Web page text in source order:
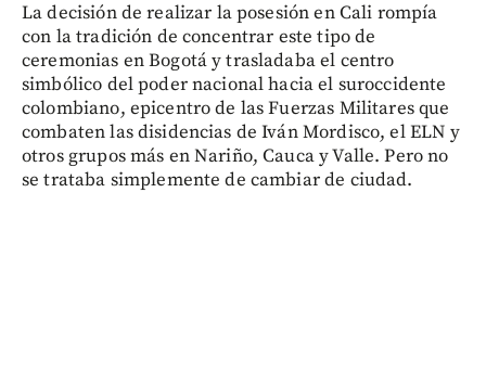
La decisión de realizar la posesión en Cali rompía
con la tradición de concentrar este tipo de
ceremonias en Bogotá y trasladaba el centro
simbólico del poder nacional hacia el suroccidente
colombiano, epicentro de las Fuerzas Militares que
combaten las disidencias de Iván Mordisco, el ELN y
otros grupos más en Nariño, Cauca y Valle. Pero no
se trataba simplemente de cambiar de ciudad.